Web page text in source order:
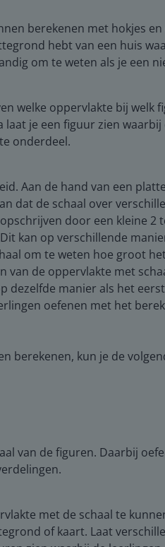
berekenen met hokjes
hebt van een huis
om te weten als je een
welke oppervlakte bij
je een figuur zien
onderdeel.
Aan de hand van een
dat de schaal over
door een kleine 2
kan op verschillende
om te weten hoe groot
van de oppervlakte met
manier als het
oefenen met het
berekenen, kun je de
van de figuren. Daarbij
met de schaal te
of kaart. Laat